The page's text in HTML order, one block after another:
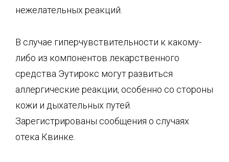
нежелательных реакций.
В случае гиперчувствительности к какому-
либо из компонентов лекарственного
средства Эутирокс могут развиться
аллергические реакции, особенно со стороны
кожи и дыхательных путей.
Зарегистрированы сообщения о случаях
отека Квинке.